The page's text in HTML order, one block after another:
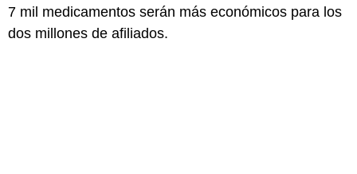
7 mil medicamentos serán más económicos para los
dos millones de afiliados.